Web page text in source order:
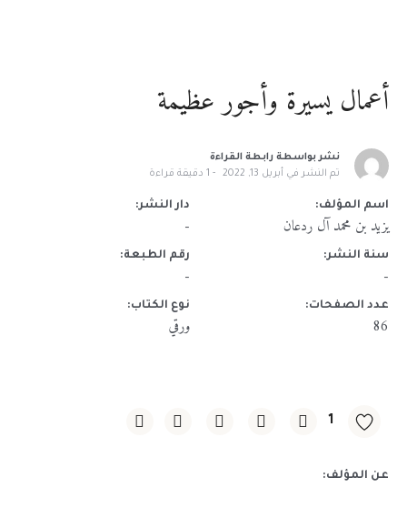
أعمال يسيرة وأجور عظيمة
نشر بواسطة رابطة القراءة
تم النشر في أبريل 13, 2022 1 دقيقة قراءة
اسم المؤلف:
يزيد بن محمد آل ردعان
دار النشر:
-
سنة النشر:
-
رقم الطبعة:
-
عدد الصفحات:
86
نوع الكتاب:
ورقي
1
عن المؤلف: